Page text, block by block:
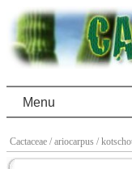
Menu
Cactaceae / ariocarpus /